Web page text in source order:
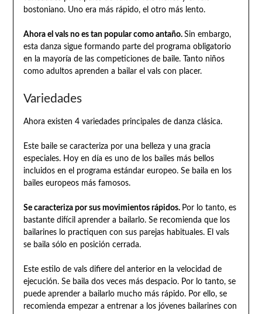
bostoniano. Uno era más rápido, el otro más lento.
Ahora el vals no es tan popular como antaño. Sin embargo,
esta danza sigue formando parte del programa obligatorio
en la mayoría de las competiciones de baile. Tanto niños
como adultos aprenden a bailar el vals con placer.
Variedades
Ahora existen 4 variedades principales de danza clásica.
Este baile se caracteriza por una belleza y una gracia
especiales. Hoy en día es uno de los bailes más bellos
incluidos en el programa estándar europeo. Se baila en los
bailes europeos más famosos.
Se caracteriza por sus movimientos rápidos. Por lo tanto, es
bastante difícil aprender a bailarlo. Se recomienda que los
bailarines lo practiquen con sus parejas habituales. El vals
se baila sólo en posición cerrada.
Este estilo de vals difiere del anterior en la velocidad de
ejecución. Se baila dos veces más despacio. Por lo tanto, se
puede aprender a bailarlo mucho más rápido. Por ello, se
recomienda empezar a entrenar a los jóvenes bailarines con